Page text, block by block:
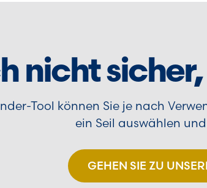
nicht
Tool können Sie je nach
ein Seil auswählen
GEHEN SIE ZU